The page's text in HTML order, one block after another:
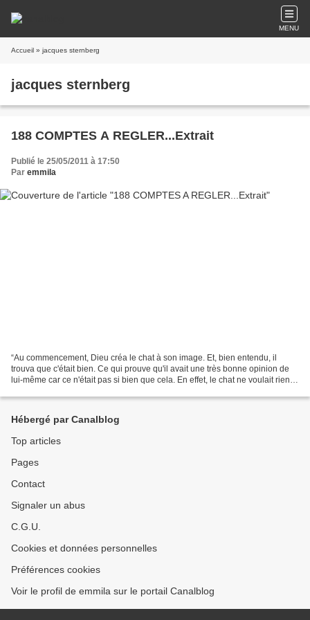
MENU
Accueil » jacques sternberg
jacques sternberg
188 COMPTES A REGLER...Extrait
Publié le 25/05/2011 à 17:50
Par emmila
“Au commencement, Dieu créa le chat à son image. Et, bien entendu, il
trouva que c'était bien. Ce qui prouve qu'il avait une très bonne opinion de
lui-même car ce n'était pas si bien que cela. En effet, le chat ne voulait rien
Hébergé par Canalblog
Top articles
Pages
Contact
Signaler un abus
C.G.U.
Cookies et données personnelles
Préférences cookies
Voir le profil de emmila sur le portail Canalblog